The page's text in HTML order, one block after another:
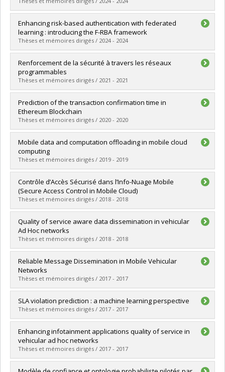
Lien vers le document dans Papyrus
Graduate :Ebrahim, Maad
Cycle :Doctoral
Grade :Ph. D.
Lien vers le document dans Papyrus
Enhancing risk-based authentication with federated
learning : introducing the F-RBA framework
Thèses et mémoires dirigés / 2024 - 2024
Graduate :Fereidouni, Hamidreza
Cycle :Master's
Grade :M. Sc.
Lien vers le document dans Papyrus
Renforcement de la sécurité à travers les réseaux
programmables
Thèses et mémoires dirigés / 2021 - 2021
Graduate :Abou El Houda, Zakaria
Cycle :Doctoral
Grade :Ph. D.
Lien vers le document dans Papyrus
Prediction of the transaction confirmation time in
Ethereum Blockchain
Thèses et mémoires dirigés / 2020 - 2020
Graduate : Singh, Harsh Jot
Cycle :Master's
Grade :M. Sc.
Lien vers le document dans Papyrus
Mobile data and computation offloading in mobile cloud
computing
Thèses et mémoires dirigés / 2019 - 2019
Graduate :Liu, Dongqing
Cycle :Doctoral
Grade :Ph. D.
Lien vers le document dans Papyrus
Contrôle d’Accès Sécurisé dans l’Info-Nuage Mobile
(Secure Access Control in Mobile Cloud)
Thèses et mémoires dirigés / 2018 - 2018
Graduate :Baseri, Yaser
Cycle :Doctoral
Grade :Ph. D.
Lien vers le document dans Papyrus
Quality of service aware data dissemination in vehicular
Ad Hoc networks
Thèses et mémoires dirigés / 2018 - 2018
Graduate :Sharifi Rayeni, Mehdi
Cycle :Doctoral
Grade :Ph. D.
Lien vers le document dans Papyrus
Reliable Message Dissemination in Mobile Vehicular
Networks
Thèses et mémoires dirigés / 2017 - 2017
Graduate :Benrhaiem, Wiem
Cycle : Doctoral
Grade :Ph. D.
Lien vers le document dans Papyrus
SLA violation prediction : a machine learning perspective
Thèses et mémoires dirigés / 2017 - 2017
Graduate :Askari Hemmat, Reyhane
Cycle :Master's
Grade :M. Sc.
Lien vers le document dans Papyrus
Enhancing infotainment applications quality of service in
vehicular ad hoc networks
Thèses et mémoires dirigés / 2017 - 2017
Graduate :Togou, Mohammed Amine